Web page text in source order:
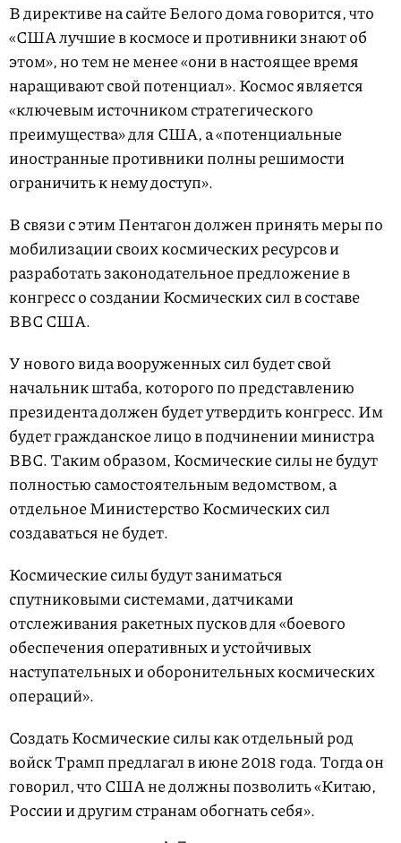
В директиве на сайте Белого дома говорится, что
«США лучшие в космосе и противники знают об
этом», но тем не менее «они в настоящее время
наращивают свой потенциал». Космос является
«ключевым источником стратегического
преимущества» для США, а «потенциальные
иностранные противники полны решимости
ограничить к нему доступ».
В связи с этим Пентагон должен принять меры по
мобилизации своих космических ресурсов и
разработать законодательное предложение в
конгресс о создании Космических сил в составе
ВВС США.
У нового вида вооруженных сил будет свой
начальник штаба, которого по представлению
президента должен будет утвердить конгресс. Им
будет гражданское лицо в подчинении министра
ВВС. Таким образом, Космические силы не будут
полностью самостоятельным ведомством, а
отдельное Министерство Космических сил
создаваться не будет.
Космические силы будут заниматься
спутниковыми системами, датчиками
отслеживания ракетных пусков для «боевого
обеспечения оперативных и устойчивых
наступательных и оборонительных космических
операций».
Создать Космические силы как отдельный род
войск Трамп предлагал в июне 2018 года. Тогда он
говорил, что США не должны позволить «Китаю,
России и другим странам обогнать себя».